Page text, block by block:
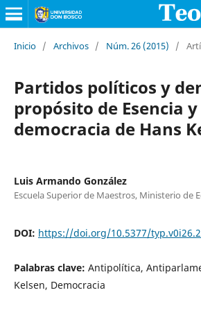
Inicio / Archivos / Núm. 26 (2015) /
Partidos políticos y
propósito de Esencia
democracia de Hans
Luis Armando González
Escuela Superior de Maestros, Ministerio de
DOI: https://doi.org/10.5377/
Palabras clave: Antipolítica,
Kelsen, Democracia